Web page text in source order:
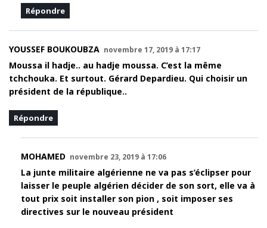
Répondre
YOUSSEF BOUKOUBZA novembre 17, 2019 à 17:17
Moussa il hadje.. au hadje moussa. C’est la même
tchchouka. Et surtout. Gérard Depardieu. Qui choisir un
président de la république..
Répondre
MOHAMED novembre 23, 2019 à 17:06
La junte militaire algérienne ne va pas s’éclipser pour
laisser le peuple algérien décider de son sort, elle va à
tout prix soit installer son pion , soit imposer ses
directives sur le nouveau président